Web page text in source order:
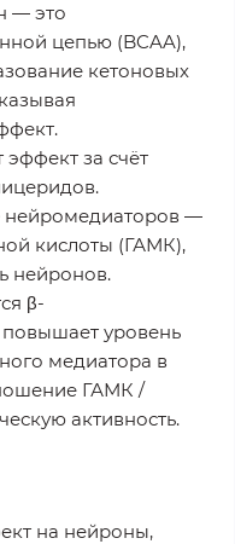
— это
цепью (BCAA),
кетоновых
за счёт
нейромедиаторов —
кислоты (ГАМК),
нейронов.
β-
повышает уровень
медиатора в
ГАМК /
активность.
на нейроны,